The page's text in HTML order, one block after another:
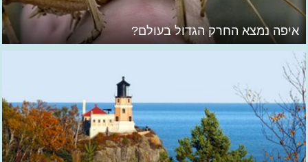
איפה נמצא החרק הגדול בעולם?